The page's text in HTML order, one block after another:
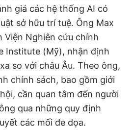
giá các hệ thống AI có
sở hữu trí tuệ. Ông Max
Viện Nghiên cứu chính
Institute (Mỹ), nhận định
so với châu Âu. Theo ông,
chính sách, bao gồm giới
cần quan tâm đến người
qua những quy định
các mối đe dọa.